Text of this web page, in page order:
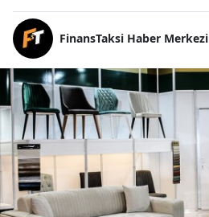
FinansTaksi Haber Merkezi